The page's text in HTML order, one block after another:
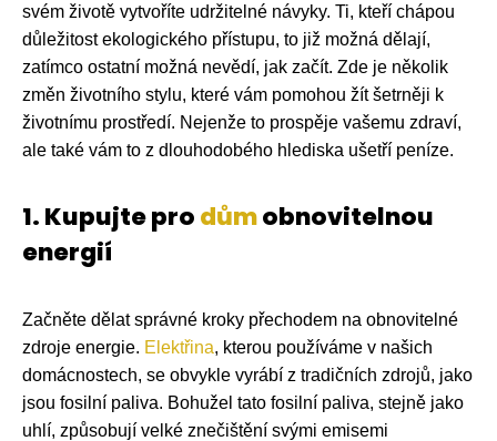
svém životě vytvoříte udržitelné návyky. Ti, kteří chápou
důležitost ekologického přístupu, to již možná dělají,
zatímco ostatní možná nevědí, jak začít. Zde je několik
změn životního stylu, které vám pomohou žít šetrněji k
životnímu prostředí. Nejenže to prospěje vašemu zdraví,
ale také vám to z dlouhodobého hlediska ušetří peníze.
1. Kupujte prodůmobnovitelnou
energií
Začněte dělat správné kroky přechodem na obnovitelné
zdroje energie. Elektřina, kterou používáme v našich
domácnostech, se obvykle vyrábí z tradičních zdrojů, jako
jsou fosilní paliva. Bohužel tato fosilní paliva, stejně jako
uhlí, způsobují velké znečištění svými emisemi